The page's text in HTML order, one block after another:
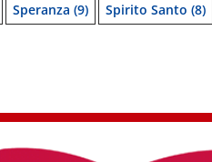
Speranza (9) Spirito Santo (8)